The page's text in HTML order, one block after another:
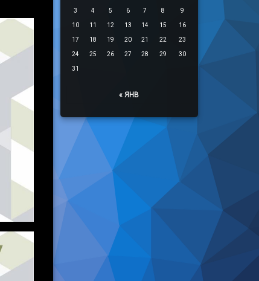
3 4 5 6 7 8 9
10 11 12 13 14 15 16
17 18 19 20 21 22 23
24 25 26 27 28 29 30
31
« ЯНВ